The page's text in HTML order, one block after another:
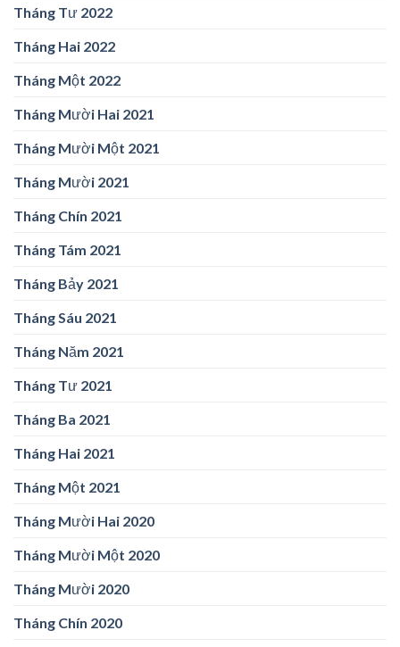
Tháng Tư 2022
Tháng Hai 2022
Tháng Một 2022
Tháng Mười Hai 2021
Tháng Mười Một 2021
Tháng Mười 2021
Tháng Chín 2021
Tháng Tám 2021
Tháng Bảy 2021
Tháng Sáu 2021
Tháng Năm 2021
Tháng Tư 2021
Tháng Ba 2021
Tháng Hai 2021
Tháng Một 2021
Tháng Mười Hai 2020
Tháng Mười Một 2020
Tháng Mười 2020
Tháng Chín 2020